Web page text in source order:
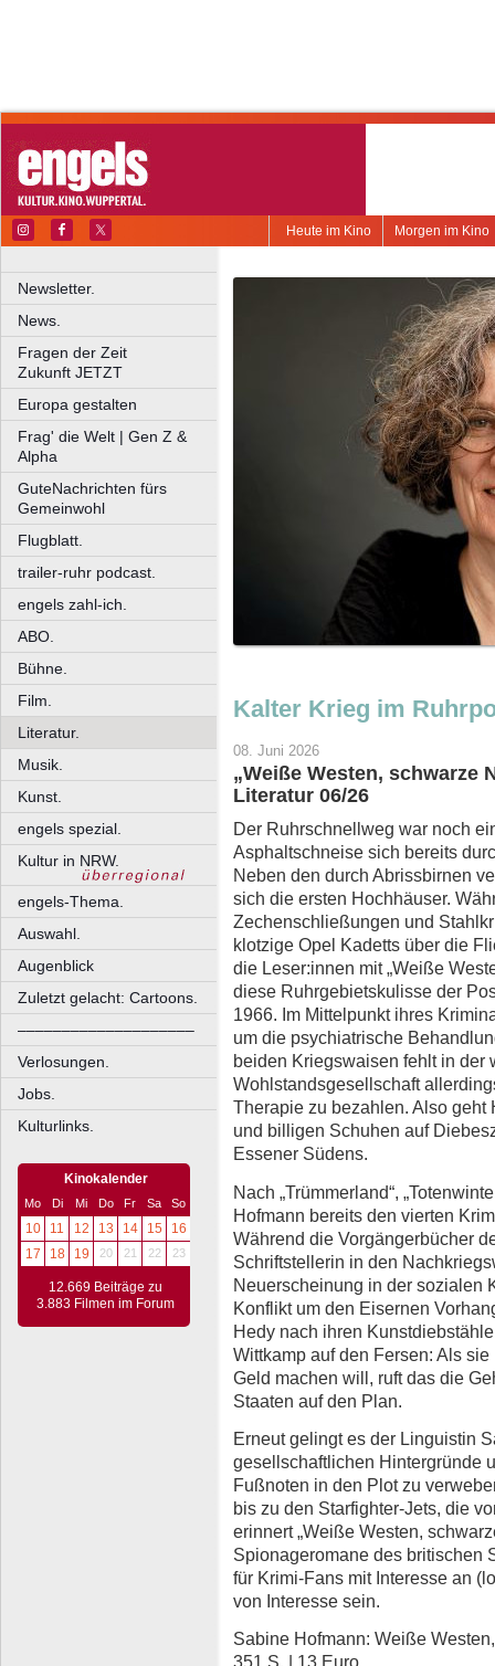
Morgen im Kino
Heute im Kino
Newsletter.
News.
Fragen der Zeit
Zukunft JETZT
Europa gestalten
Frag' die Welt | Gen Z &
Alpha
GuteNachrichten fürs
Gemeinwohl
Flugblatt.
trailer-ruhr podcast.
engels zahl-ich.
ABO.
Bühne.
Film.
Literatur.
Musik.
Kunst.
engels spezial.
Kultur in NRW.
engels-Thema.
Auswahl.
Augenblick
Zuletzt gelacht: Cartoons.
––––––––––––––––––––
Verlosungen.
Jobs.
Kulturlinks.
Kinokalender
Mo Di Mi Do Fr Sa So
10 11 12 13 14 15
16
17
18 19 20 21 22 23
12.669 Beiträge zu
3.883 Filmen im Forum
Kalter Krieg im
08. Juni 2026
„Weiße Westen, schwarze
Literatur 06/26
Der Ruhrschnellweg war noch
Asphaltschneise sich bereits
Neben den durch Abrissbirnen
sich die ersten Hochhäuser.
Zechenschließungen und
klotzige Opel Kadetts über die
die Leser:innen mit „Weiße
diese Ruhrgebietskulisse der
1966. Im Mittelpunkt ihres
um die psychiatrische
beiden Kriegswaisen fehlt in der
Wohlstandsgesellschaft
Therapie zu bezahlen. Also
und billigen Schuhen auf
Essener Südens.
Nach „Trümmerland“,
Hofmann bereits den vierten
Während die Vorgängerbücher
Schriftstellerin in den
Neuerscheinung in der sozialen
Konflikt um den Eisernen
Hedy nach ihren
Wittkamp auf den Fersen: Als
Geld machen will, ruft das die
Staaten auf den Plan.
Erneut gelingt es der Linguistin
gesellschaftlichen Hintergründe
Fußnoten in den Plot zu
bis zu den Starfighter-Jets, die
erinnert „Weiße Westen,
Spionageromane des britischen
für Krimi-Fans mit Interesse an
von Interesse sein.
Sabine Hofmann: Weiße
351 S. | 13 Euro